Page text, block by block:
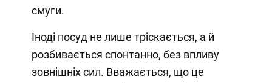
смуги.
Іноді посуд не лише тріскається, а й
розбивається спонтанно, без впливу
зовнішніх сил. Вважається, що це